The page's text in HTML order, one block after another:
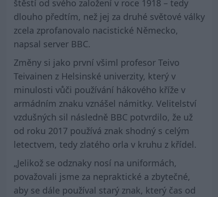
štěstí od svého založení v roce 1918 – tedy
dlouho předtím, než jej za druhé světové války
zcela zprofanovalo nacistické Německo,
napsal server BBC.
Změny si jako první všiml profesor Teivo
Teivainen z Helsinské univerzity, který v
minulosti vůči používání hákového kříže v
armádním znaku vznášel námitky. Velitelství
vzdušných sil následně BBC potvrdilo, že už
od roku 2017 používá znak shodný s celým
letectvem, tedy zlatého orla v kruhu z křídel.
„Jelikož se odznaky nosí na uniformách,
považovali jsme za nepraktické a zbytečné,
aby se dále používal starý znak, který čas od